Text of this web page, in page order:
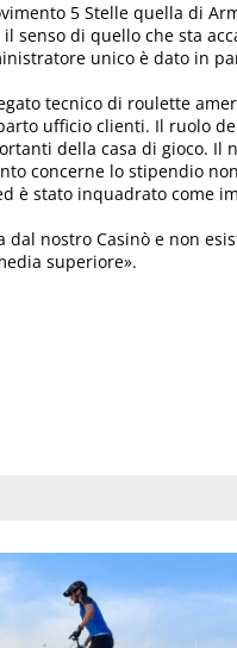
5 Stelle quella di
senso di quello che sta
unico è dato in
tecnico di roulette
ufficio clienti. Il ruolo
della casa di gioco. Il
concerne lo stipendio non
è stato inquadrato come
nostro Casinò e non
superiore».